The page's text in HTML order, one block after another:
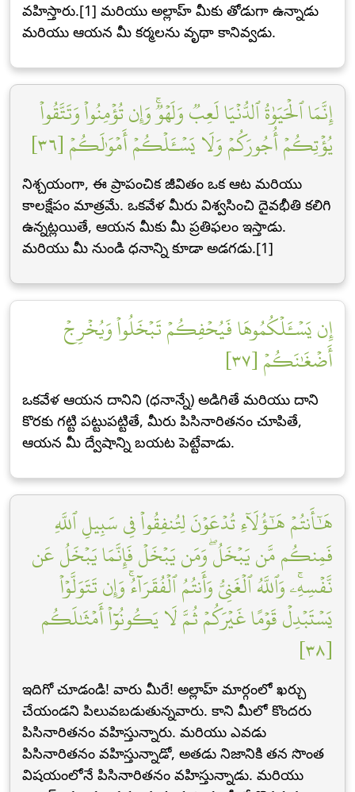
వహిస్తారు.[1] మరియు అల్లాహ్ మీకు తోడుగా ఉన్నాడు
మరియు ఆయన మీ కర్మలను వృథా కానివ్వడు.
إِنَّمَا ٱلۡحَيَوٰةُ ٱلدُّنۡيَا لَعِبٞ وَلَهۡوٞۚ وَإِن تُؤۡمِنُواْ وَتَتَّقُواْ
يُؤۡتِكُمۡ أُجُورَكُمۡ وَلَا يَسۡـَٔلۡكُمۡ أَمۡوَٰلَكُمۡ [٣٦]
నిశ్చయంగా, ఈ ప్రాపంచిక జీవితం ఒక ఆట మరియు
కాలక్షేపం మాత్రమే. ఒకవేళ మీరు విశ్వసించి దైవభీతి కలిగి
ఉన్నట్లయితే, ఆయన మీకు మీ ప్రతిఫలం ఇస్తాడు.
మరియు మీ నుండి ధనాన్ని కూడా అడగడు.[1]
إِن يَسۡـَٔلۡكُمُوهَا فَيُحۡفِكُمۡ تَبۡخَلُواْ وَيُخۡرِجۡ
أَضۡغَٰنَكُمۡ [٣٧]
ఒకవేళ ఆయన దానిని (ధనాన్నే) అడిగితే మరియు దాని
కొరకు గట్టి పట్టుపట్టితే, మీరు పిసినారితనం చూపితే,
ఆయన మీ ద్వేషాన్ని బయట పెట్టేవాడు.
هَٰٓأَنتُمۡ هَٰٓؤُلَآءِ تُدۡعَوۡنَ لِتُنفِقُواْ فِي سَبِيلِ ٱللَّهِ
فَمِنكُم مَّن يَبۡخَلُۖ وَمَن يَبۡخَلۡ فَإِنَّمَا يَبۡخَلُ عَن
نَّفۡسِهِۦۚ وَٱللَّهُ ٱلۡغَنِيُّ وَأَنتُمُ ٱلۡفُقَرَآءُۚ وَإِن تَتَوَلَّوۡاْ
يَسۡتَبۡدِلۡ قَوۡمًا غَيۡرَكُمۡ ثُمَّ لَا يَكُونُوٓاْ أَمۡثَٰلَكُم
[٣٨]
ఇదిగో చూడండి! వారు మీరే! అల్లాహ్ మార్గంలో ఖర్చు
చేయండని పిలువబడుతున్నవారు. కాని మీలో కొందరు
పిసినారితనం వహిస్తున్నారు. మరియు ఎవడు
పిసినారితనం వహిస్తున్నాడో, అతడు నిజానికి తన సొంత
విషయంలోనే పిసినారితనం వహిస్తున్నాడు. మరియు